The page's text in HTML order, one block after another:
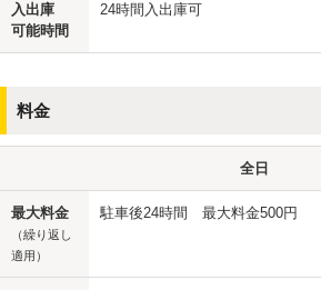
入出庫
可能時間
24時間入出庫可
料金
全日
最大料金
（繰り返し
適用）
駐車後24時間 最大料金500円